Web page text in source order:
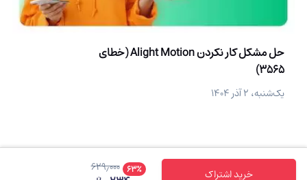
خرید اشتراک ۶۳٪ ۶۲۹٫۰۰۰
حل مشکل کار نکردن Alight Motion (خطای
3565)
یک‌شنبه، ۲ آذر ۱۴۰۴